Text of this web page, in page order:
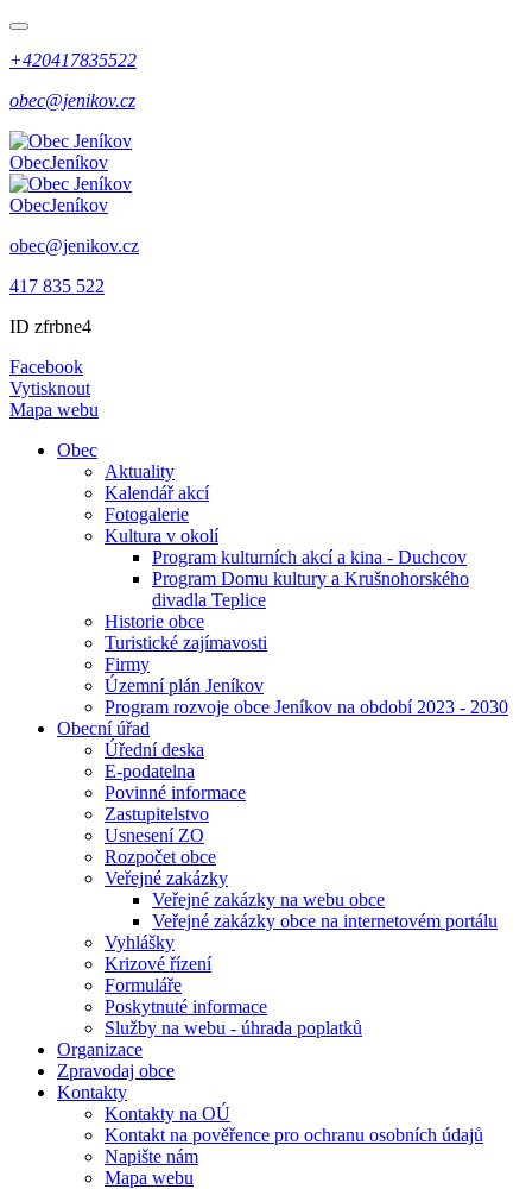
+420417835522
obec@jenikov.cz
ObecJeníkov
ObecJeníkov
obec@jenikov.cz
417 835 522
ID zfrbne4
Facebook
Vytisknout
Mapa webu
Obec
Aktuality
Kalendář akcí
Fotogalerie
Kultura v okolí
Program kulturních akcí a kina - Duchcov
Program Domu kultury a Krušnohorského
divadla Teplice
Historie obce
Turistické zajímavosti
Firmy
Územní plán Jeníkov
Program rozvoje obce Jeníkov na období 2023 - 2030
Obecní úřad
Úřední deska
E-podatelna
Povinné informace
Zastupitelstvo
Usnesení ZO
Rozpočet obce
Veřejné zakázky
Veřejné zakázky na webu obce
Veřejné zakázky obce na internetovém portálu
Vyhlášky
Krizové řízení
Formuláře
Poskytnuté informace
Služby na webu - úhrada poplatků
Organizace
Zpravodaj obce
Kontakty
Kontakty na OÚ
Kontakt na pověřence pro ochranu osobních údajů
Napište nám
Mapa webu